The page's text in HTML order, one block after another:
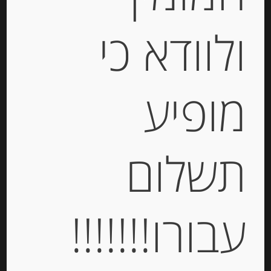
41.00
מחיר ל 100 גרם: 11.09 ש"ח
מחיר ל 100 גרם: 11.09 ש"ח
ולוודא כי
מופיע
תשלום
עבורו!!!!!!!